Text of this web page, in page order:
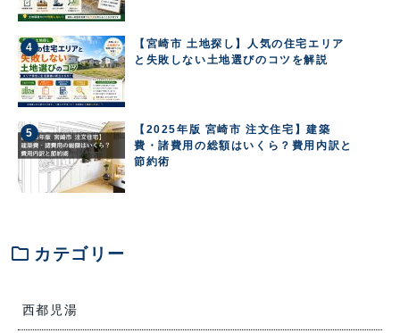
【宮崎市 土地探し】人気の住宅エリア
と失敗しない土地選びのコツを解説
【2025年版 宮崎市 注文住宅】建築
費・諸費用の総額はいくら？費用内訳と
節約術
folder カテゴリー
西都児湯